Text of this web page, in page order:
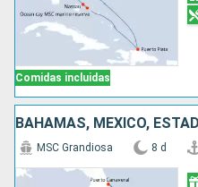
Comidas incluidas
BAHAMAS, MÉXICO,
MSC Grandiosa 8 d